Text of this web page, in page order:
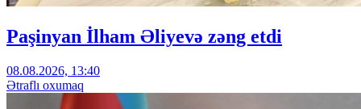
Paşinyan İlham Əliyevə zəng etdi
08.08.2026, 13:40
Ətraflı oxumaq